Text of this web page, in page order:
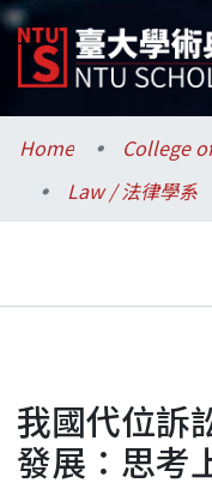
Communities &
Research Outputs
Statistics
Home
College
Law / 法律學系
我國代位訴
發展：思考